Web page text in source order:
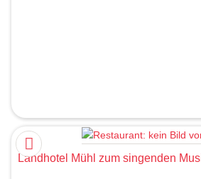
Landhotel Mühl zum singenden